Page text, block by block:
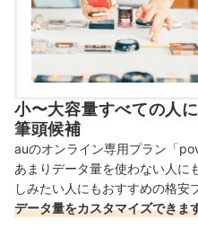
小〜大容量すべての人
筆頭候補
auのオンライン専用プラン「
あまりデータ量を使わない人に
しみたい人にもおすすめの格安
データ量をカスタマイズできま